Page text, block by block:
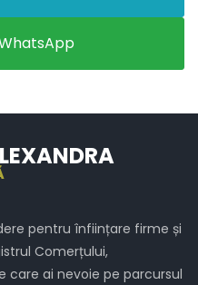
pentru înființare firme și
Comerțului,
ai nevoie pe parcursul